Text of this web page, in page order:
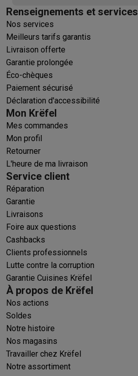
Renseignements et services
Nos services
Meilleurs tarifs garantis
Livraison offerte
Garantie prolongée
Éco-chèques
Paiement sécurisé
Déclaration d'accessibilité
Mon Krëfel
Mes commandes
Mon profil
Retourner
L'heure de ma livraison
Service client
Réparation
Garantie
Livraisons
Foire aux questions
Cashbacks
Clients professionnels
Lutte contre la corruption
Garantie Cuisines Krëfel
À propos de Krëfel
Nos actions
Soldes
Notre histoire
Nos magasins
Travailler chez Krëfel
Notre assortiment